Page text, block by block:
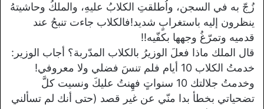
زُجّ به في السجن، واُطلقتِ الكلابُ عليهِ، والملكُ وحاشيتهُ
ينظرون إليه باستغرابٍ شديد!فالكلاب جاءت تنبحُ عند
قدميه وتمرّغُ وجهها بكفّيه!!
قال الملك ماذا فعلَ الوزيرُ بالكلاب المدّربة؟ أجاب الوزير:
خدمتُ الكلاب 10 أيام فلم تنسَ فضلي ولا معروفي!
وخدمتُ جلالتك 10 سنواتٍ فهِنتُ عليكَ ونسيت كلَّ
تضحياتي بخطأ بدا منّي عن غير قصد (حتى أنك لم تسألني